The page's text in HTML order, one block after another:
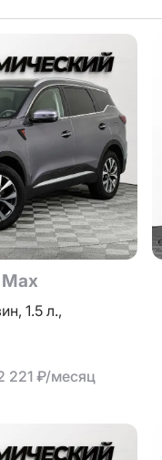
1.5 л.,
221 ₽/месяц